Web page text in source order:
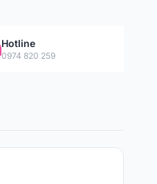
Hotline
0974 820 259